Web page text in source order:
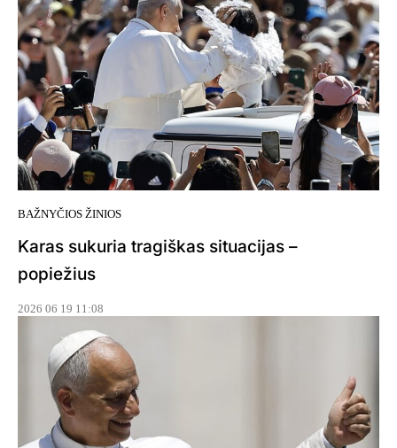
BAŽNYČIOS ŽINIOS
Karas sukuria tragiškas situacijas –
popiežius
2026 06 19 11:08